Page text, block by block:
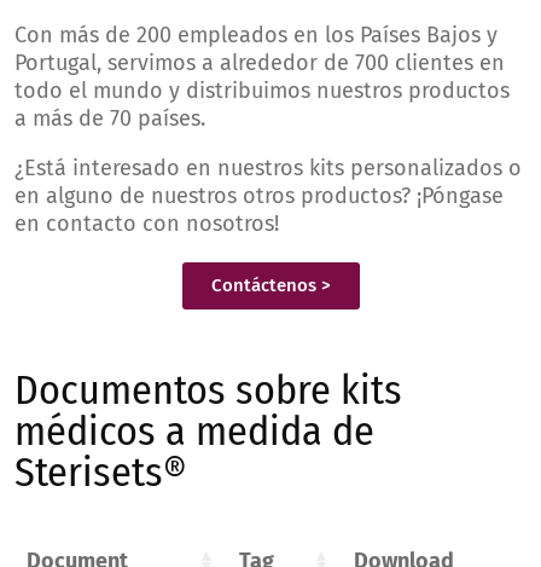
Con más de 200 empleados en los Países Bajos y
Portugal, servimos a alrededor de 700 clientes en
todo el mundo y distribuimos nuestros productos
a más de 70 países.
¿Está interesado en nuestros kits personalizados o
en alguno de nuestros otros productos? ¡Póngase
en contacto con nosotros!
Contáctenos >
Documentos sobre kits
médicos a medida de
Sterisets®
Document Tag
Download